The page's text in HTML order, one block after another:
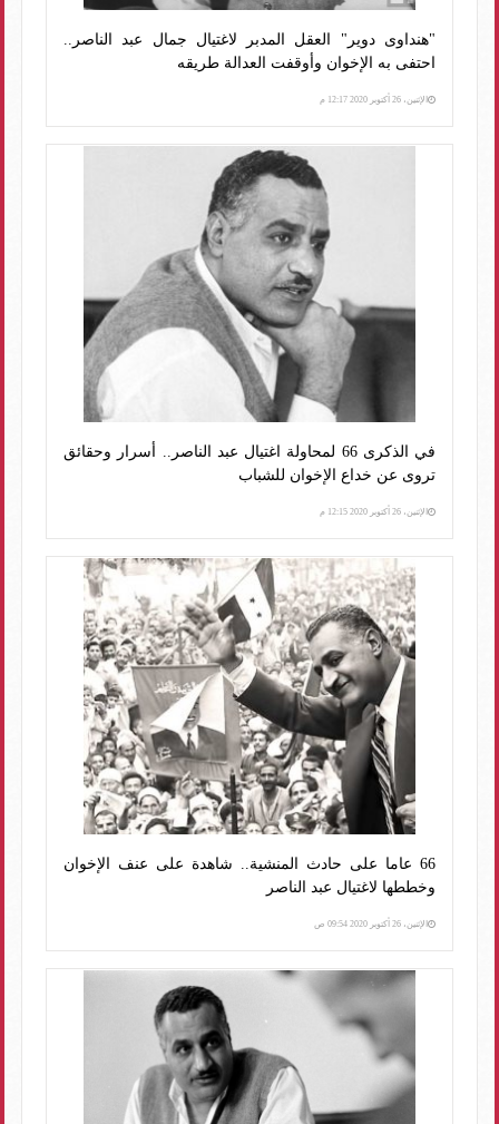
"هنداوى دوير" العقل المدبر لاغتيال جمال عبد الناصر..
احتفى به الإخوان وأوقفت العدالة طريقه
الإثنين، 26 أكتوبر 2020 12:17 م
في الذكرى 66 لمحاولة اغتيال عبد الناصر.. أسرار وحقائق
تروى عن خداع الإخوان للشباب
الإثنين، 26 أكتوبر 2020 12:15 م
66 عاما على حادث المنشية.. شاهدة على عنف الإخوان
وخططها لاغتيال عبد الناصر
الإثنين، 26 أكتوبر 2020 09:54 ص